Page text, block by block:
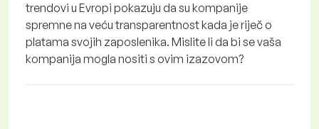
trendovi u Evropi pokazuju da su kompanije
spremne na veću transparentnost kada je riječ o
platama svojih zaposlenika. Mislite li da bi se vaša
kompanija mogla nositi s ovim izazovom?